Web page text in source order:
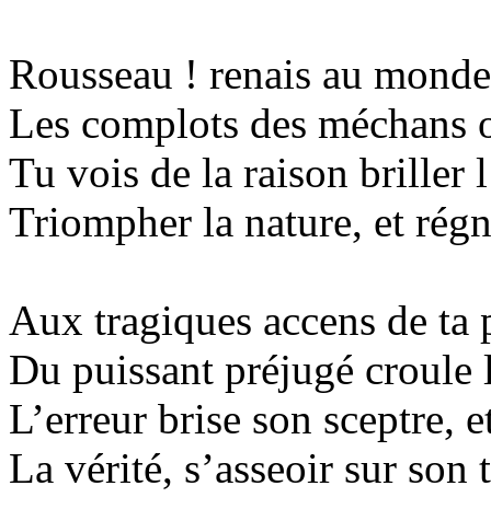
Rousseau ! renais au
Les complots des méchans
Tu vois de la raison briller
Triompher la nature, et
Aux tragiques accens de ta
Du puissant préjugé croule
L’erreur brise son sceptre,
La vérité, s’asseoir sur son